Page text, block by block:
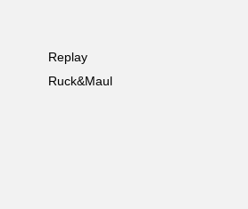
Replay
Ruck&Maul